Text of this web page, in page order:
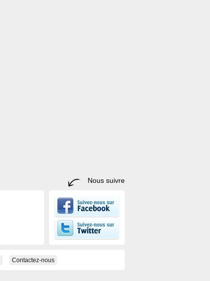
Nous suivre
Contactez-nous